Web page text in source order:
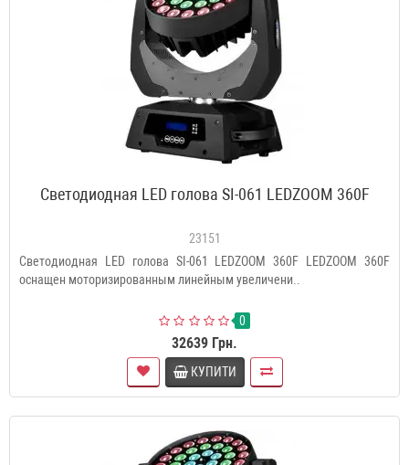
Светодиодная LED голова SI-061 LEDZOOM 360F
23151
Светодиодная LED голова SI-061 LEDZOOM 360F LEDZOOM 360F
оснащен моторизированным линейным увеличени..
0
32639 Грн.
КУПИТИ